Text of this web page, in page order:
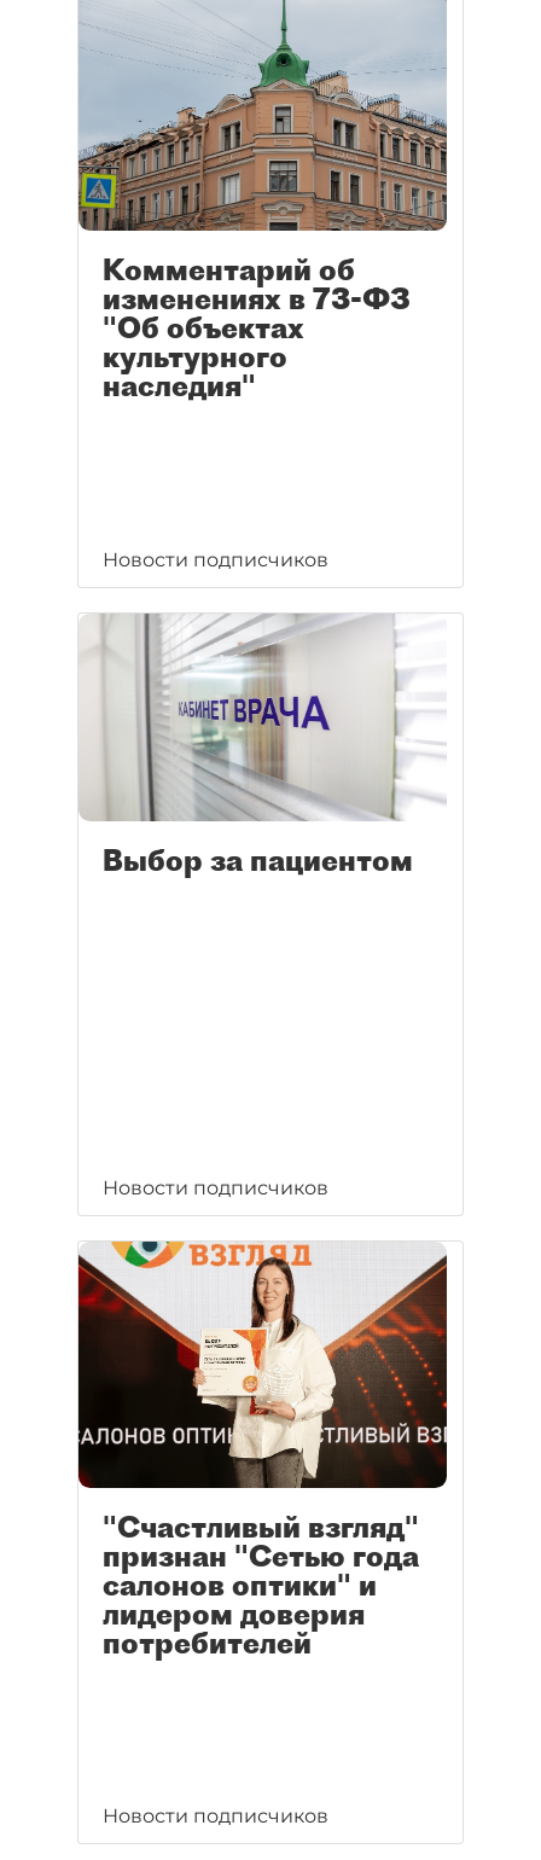
Комментарий об
изменениях в 73-ФЗ
"Об объектах
культурного
наследия"
Новости подписчиков
Выбор за пациентом
Новости подписчиков
"Счастливый взгляд"
признан "Сетью года
салонов оптики" и
лидером доверия
потребителей
Новости подписчиков